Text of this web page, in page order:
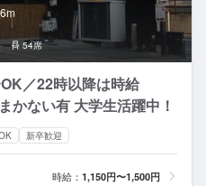
54席
／22時以降は時給
かない有 大学生活躍中！
新卒歓迎
時給： 1,150円〜1,500円